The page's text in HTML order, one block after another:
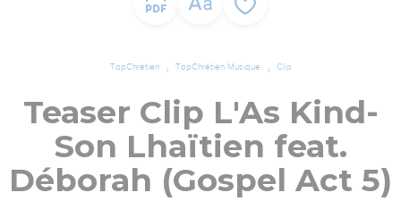
TopChrétien TopChrétien Musique Clip
Teaser Clip L'As Kind-
Son Lhaïtien feat.
Déborah (Gospel Act 5)